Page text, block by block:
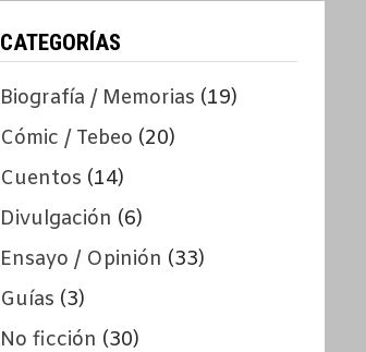
CATEGORÍAS
Biografía / Memorias (19)
Cómic / Tebeo (20)
Cuentos (14)
Divulgación (6)
Ensayo / Opinión (33)
Guías (3)
No ficción (30)